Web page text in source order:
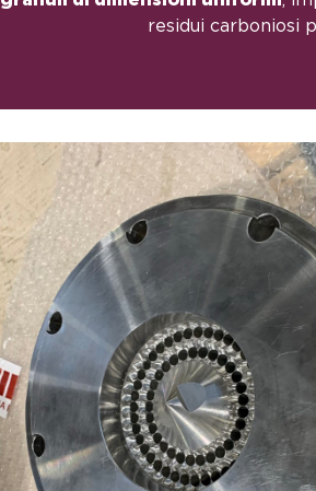
residui carboniosi